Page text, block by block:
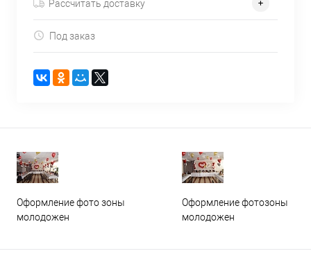
Рассчитать доставку
Под заказ
Оформление фото зоны
молодожен
Оформление фотозоны
молодожен